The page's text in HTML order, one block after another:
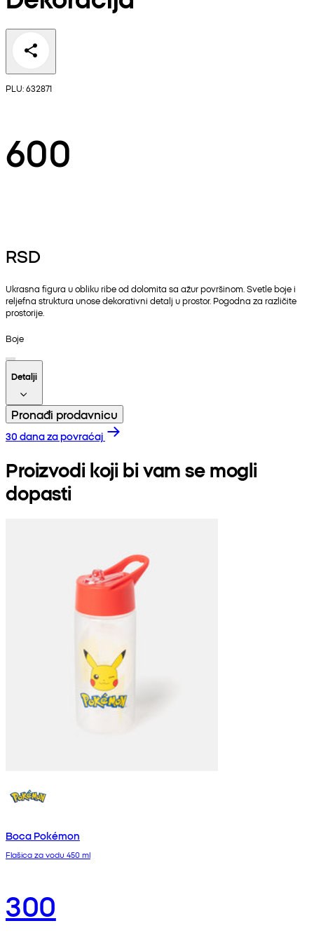
PLU: 632871
600
RSD
Ukrasna figura u obliku ribe od dolomita sa ažur površinom. Svetle boje i
reljefna struktura unose dekorativni detalj u prostor. Pogodna za različite
prostorije.
Boje
Detalji
Pronađi prodavnicu
30 dana za povraćaj
Proizvodi koji bi vam se mogli
dopasti
Boca Pokémon
Flašica za vodu 450 ml
300